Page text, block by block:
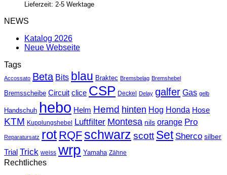
Lieferzeit: 2-5 Werktage
NEWS
Katalog 2026
Neue Webseite
Tags
Accossato Beta Bits blau Braktec Bremsbelag Bremshebel
Bremsscheibe Circuit clice CSP Deckel Delay galfer Gas gelb
Handschuh hebo Helm Hemd hinten Hog Honda Hose
KTM Kupplungshebel Luftfilter Montesa nils orange Pro
Reparatursatz rot RQF schwarz scott Set Sherco silber
Trial Trick weiss wrp Yamaha Zähne
Rechtliches